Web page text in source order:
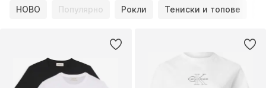
НОВО
Популярно Рокли Тениски и топове